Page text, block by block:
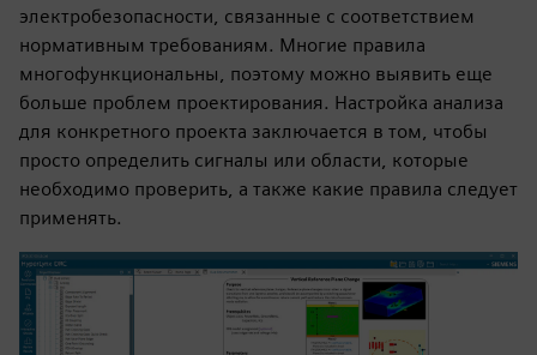
электробезопасности, связанные с соответствием
нормативным требованиям. Многие правила
многофункциональны, поэтому можно выявить еще
больше проблем проектирования. Настройка анализа
для конкретного проекта заключается в том, чтобы
просто определить сигналы или области, которые
необходимо проверить, а также какие правила следует
применять.